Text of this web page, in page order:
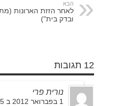
הבא
לאחר הזזת הארונות
ובדק בית")
12 תגובות
נורית פרי
1 בפברואר 2012 ב 21:15